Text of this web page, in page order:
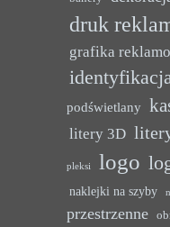
druk
grafika
podświetlany
litery 3D
pleksi logo
naklejki na szyby
przestrzenne